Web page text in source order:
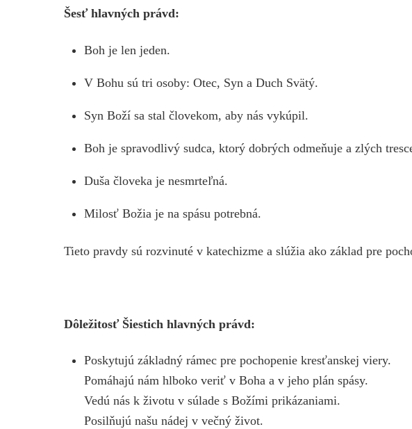
Šesť hlavných právd:
Boh je len jeden.
V Bohu sú tri osoby: Otec, Syn a Duch Svätý.
Syn Boží sa stal človekom, aby nás vykúpil.
Boh je spravodlivý sudca, ktorý dobrých odmeňuje a zlých
Duša človeka je nesmrteľná.
Milosť Božia je na spásu potrebná.
Tieto pravdy sú rozvinuté v katechizme a slúžia ako základ pre
Dôležitosť Šiestich hlavných právd:
Poskytujú základný rámec pre pochopenie kresťanskej viery.
Pomáhajú nám hlboko veriť v Boha a v jeho plán spásy.
Vedú nás k životu v súlade s Božími prikázaniami.
Posilňujú našu nádej v večný život.